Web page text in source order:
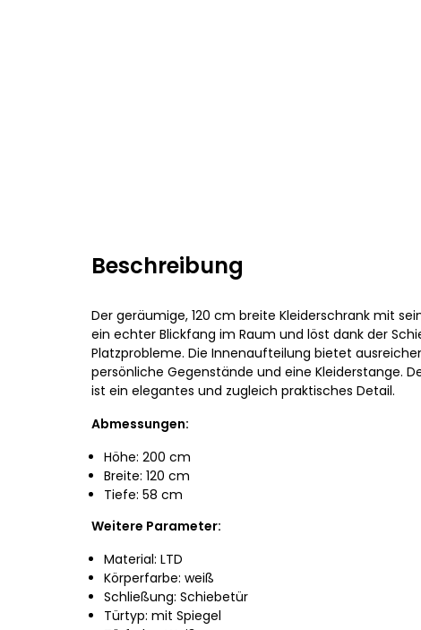
Beschreibung
Der geräumige, 120 cm breite Kleiderschrank mit
ein echter Blickfang im Raum und löst dank der
Platzprobleme. Die Innenaufteilung bietet
persönliche Gegenstände und eine Kleiderstange.
ist ein elegantes und zugleich praktisches Detail.
Abmessungen:
Höhe: 200 cm
Breite: 120 cm
Tiefe: 58 cm
Weitere Parameter:
Material: LTD
Körperfarbe: weiß
Schließung: Schiebetür
Türtyp: mit Spiegel